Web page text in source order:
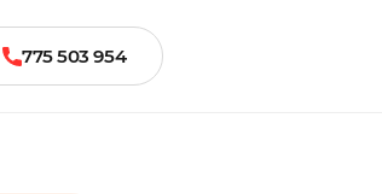
775 503 954